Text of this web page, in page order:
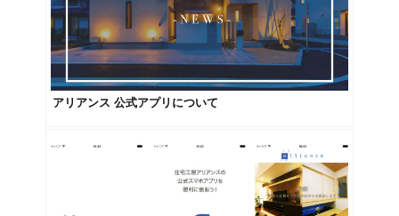
アリアンス 公式アプリについて